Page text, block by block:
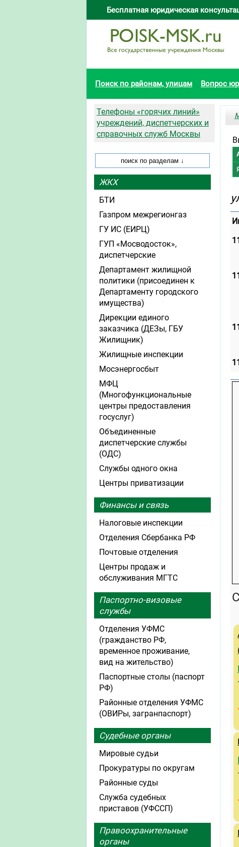
Бесплатная юридическая
Поиск по районам, улицам Вопрос
Я
Телефоны «горячих линий»
учреждений, диспетчерских и
справочных служб Москвы
ЖКХ
БТИ
Газпром межрегионгаз
ГУ ИС (ЕИРЦ)
ГУП «Мосводосток»,
диспетчерские
Департамент жилищной
политики (присоединен к
Департаменту городского
имущества)
Дирекции единого
заказчика (ДЕЗы, ГБУ
Жилищник)
Жилищные инспекции
Мосэнергосбыт
МФЦ
(Многофункциональные
центры предоставления
госуслуг)
Объединенные
диспетчерские службы
(ОДС)
Службы одного окна
Центры приватизации
Финансы и связь
Налоговые инспекции
Отделения Сбербанка РФ
Почтовые отделения
Центры продаж и
обслуживания МГТС
Паспортно-визовые
службы
Отделения УФМС
(гражданство РФ,
временное проживание,
вид на жительство)
Паспортные столы (паспорт
РФ)
Районные отделения УФМС
(ОВИРы, загранпаспорт)
Судебные органы
Мировые судьи
Прокуратуры по округам
Районные суды
Служба судебных
приставов (УФССП)
Правоохранительные
органы